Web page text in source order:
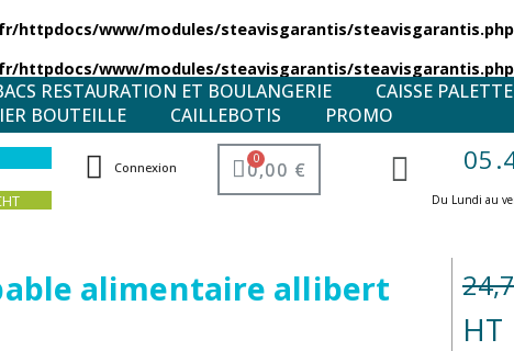
httpdocs/www/modules/steavisgarantis/steavisgarantis.php
httpdocs/www/modules/steavisgarantis/steavisgarantis.php
RESTAURATION ET BOULANGERIE CAISSE PALETTE
BOUTEILLE CAILLEBOTIS PROMO
Connexion 0,00 €
Du Lundi au
alimentaire allibert
HT